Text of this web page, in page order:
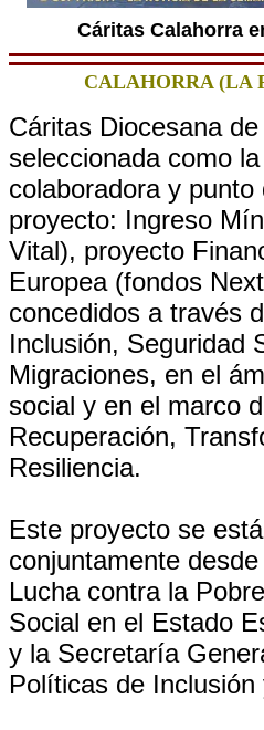
Cáritas Calahorra
CALAHORRA (LA
Cáritas Diocesana
seleccionada como
colaboradora y
proyecto: Ingreso
Vital), proyecto
Europea (fondos
concedidos a través
Inclusión, Seguridad
Migraciones, en el
social y en el marco
Recuperación,
Resiliencia.
Este proyecto se
conjuntamente
Lucha contra la
Social en el Estado
y la Secretaría
Políticas de